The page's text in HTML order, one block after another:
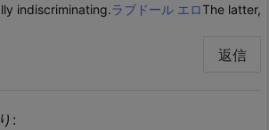
indiscriminating.ラブドール エロThe latter,
返信
: